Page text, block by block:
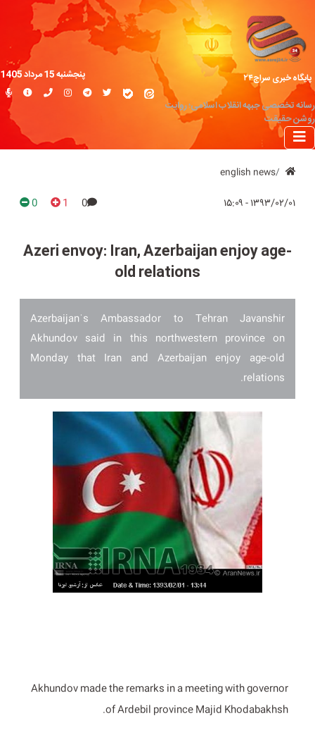
پایگاه خبری سراج۲۴
رسانه تخصصی جبهه انقلاب اسلامی؛ روایت
روشن حقیقت
پنجشنبه 15 مرداد 1405
english news
۱۳۹۳/۰۲/۰۱ - ۱۵:۰۹ 0
1
0
Azeri envoy: Iran, Azerbaijan enjoy age-
old relations
Azerbaijanˈs Ambassador to Tehran Javanshir
Akhundov said in this northwestern province on
Monday that Iran and Azerbaijan enjoy age-old
relations.
Akhundov made the remarks in a meeting with governor
of Ardebil province Majid Khodabakhsh.